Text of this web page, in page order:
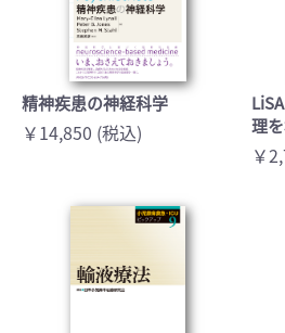
精神疾患の神経科学
￥14,850 (税込)
理
￥